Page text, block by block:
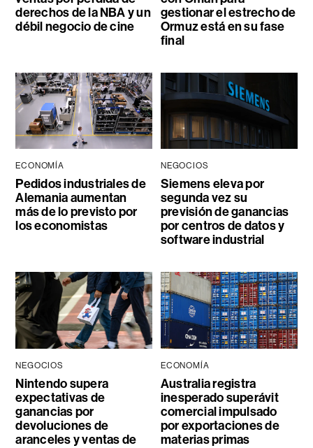
derechos de la NBA y un
débil negocio de cine
gestionar el estrecho de
Ormuz está en su fase
final
ECONOMÍA
Pedidos industriales de
Alemania aumentan
más de lo previsto por
los economistas
NEGOCIOS
Siemens eleva por
segunda vez su
previsión de ganancias
por centros de datos y
software industrial
NEGOCIOS
Nintendo supera
expectativas de
ganancias por
devoluciones de
aranceles y ventas de
ECONOMÍA
Australia registra
inesperado superávit
comercial impulsado
por exportaciones de
materias primas